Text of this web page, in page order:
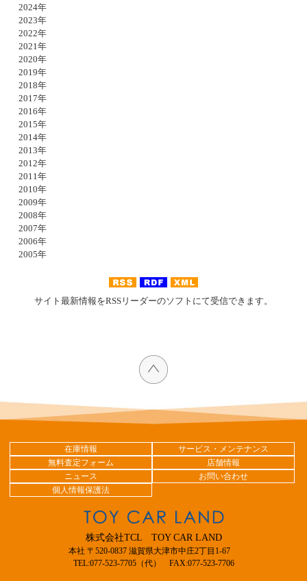
2024年
2023年
2022年
2021年
2020年
2019年
2018年
2017年
2016年
2015年
2014年
2013年
2012年
2011年
2010年
2009年
2008年
2007年
2006年
2005年
サイト最新情報をRSSリーダーのソフトにて受信できます。
在庫情報
サービス・メンテナンス
無料査定フォーム
店舗情報
ニュース
お問い合わせ
個人情報保護法
株式会社TCL TOY CAR LAND
本社 〒520-0837 滋賀県大津市中庄2丁目1-67
TEL:077-523-7705（代） FAX:077-523-7706